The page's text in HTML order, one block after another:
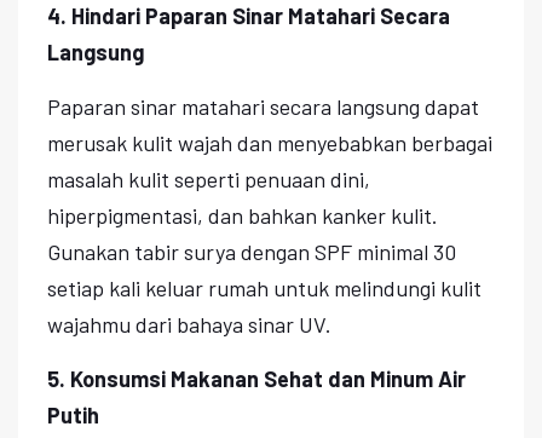
4. Hindari Paparan Sinar Matahari Secara
Langsung
Paparan sinar matahari secara langsung dapat
merusak kulit wajah dan menyebabkan berbagai
masalah kulit seperti penuaan dini,
hiperpigmentasi, dan bahkan kanker kulit.
Gunakan tabir surya dengan SPF minimal 30
setiap kali keluar rumah untuk melindungi kulit
wajahmu dari bahaya sinar UV.
5. Konsumsi Makanan Sehat dan Minum Air
Putih